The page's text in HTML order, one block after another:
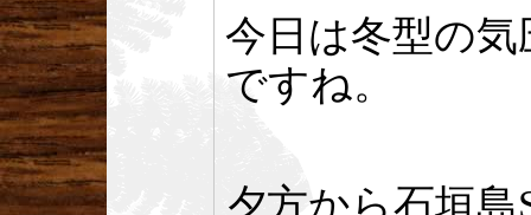
今日は冬型の
ですね。
夕方から石垣